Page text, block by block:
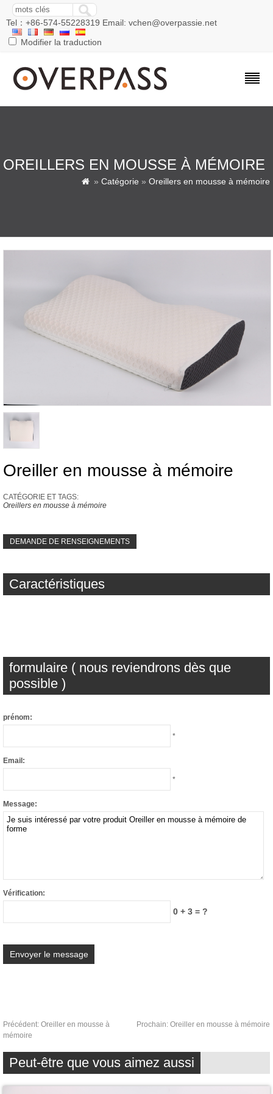
Tel：+86-574-55228319 Email: vchen@overpassie.net
Modifier la traduction
OREILLERS EN MOUSSE À MÉMOIRE
 » Catégorie » Oreillers en mousse à mémoire
Oreiller en mousse à mémoire
CATÉGORIE ET ​​TAGS:
Oreillers en mousse à mémoire
DEMANDE DE RENSEIGNEMENTS
Caractéristiques
formulaire ( nous reviendrons dès que
possible )
prénom:
*
Email:
*
Message:
Vérification:
0 + 3 = ?
Précédent: Oreiller en mousse à
mémoire
Prochain: Oreiller en mousse à mémoire
Peut-être que vous aimez aussi